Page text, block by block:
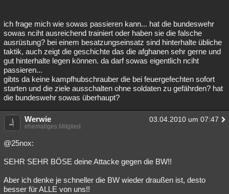
ich frage mich wie sowas passieren kann... hat die bundeswehr
sowas nciht ausreichend trainiert oder haben sie die falsche
ausrüstung? bei einem besatzungseinsatz sind hinterhalte übliche
taktik, auch zeigt die geschichte das die afghanen sehr gerne und
gut hinterhalte legen können. da darf sowas eigentlich nciht
passieren...
gibts da keine kampfhubschrauber die bei feuergefechten sofort
starten und die ziele ausschalten ohne soldaten zu gefährden? hat
die bundeswehr sowas überhaupt?
Werwie 03.04.2010 um 07:47
ehemaliges Mitglied
@25nox:
SEHR SEHR BÖSE deine Attacke gegen die BW!!
Aber ich denke je schneller die BW wieder draußen ist, desto
besser für ALLE von uns!!